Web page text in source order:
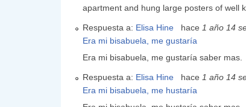
apartment and hung large posters of well
Respuesta a: Elisa Hine hace 1 año 14
Era mi bisabuela, me gustaría
Era mi bisabuela, me gustaría saber mas.
Respuesta a: Elisa Hine hace 1 año 14
Era mi bisabuela, me hustaría